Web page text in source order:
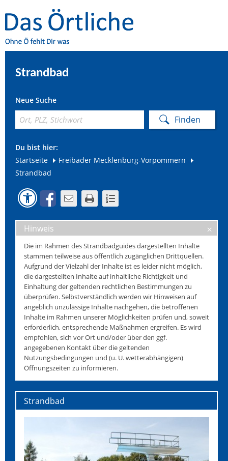
Strandbad
Neue Suche
Du bist hier:
Startseite
Freibäder Mecklenburg-Vorpommern
Strandbad
Hinweis
Die im Rahmen des Strandbadguides dargestellten Inhalte
stammen teilweise aus öffentlich zugänglichen Drittquellen.
Aufgrund der Vielzahl der Inhalte ist es leider nicht möglich,
die dargestellten Inhalte auf inhaltliche Richtigkeit und
Einhaltung der geltenden rechtlichen Bestimmungen zu
überprüfen. Selbstverständlich werden wir Hinweisen auf
angeblich unzulässige Inhalte nachgehen, die betroffenen
Inhalte im Rahmen unserer Möglichkeiten prüfen und, soweit
erforderlich, entsprechende Maßnahmen ergreifen. Es wird
empfohlen, sich vor Ort und/oder über den ggf.
angegebenen Kontakt über die geltenden
Nutzungsbedingungen und (u. U. wetterabhängigen)
Öffnungszeiten zu informieren.
Strandbad